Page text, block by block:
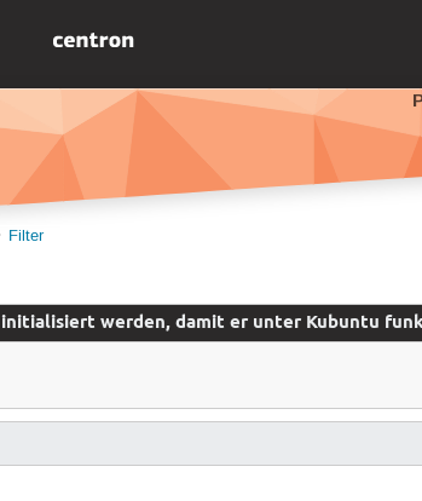
Filter
initialisiert werden, damit er unter Kubuntu